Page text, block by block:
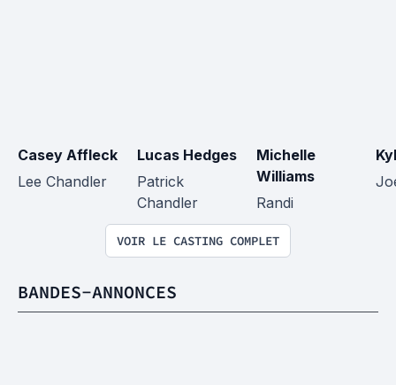
Casey Affleck
Lee Chandler
Lucas Hedges
Patrick
Chandler
Michelle
Williams
Randi
VOIR LE CASTING COMPLET
BANDES-ANNONCES